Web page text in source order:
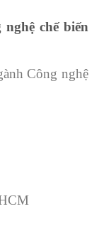
chế biến
Công nghệ